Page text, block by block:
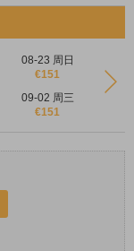
08-23 周日
€151
09-02 周三
€151